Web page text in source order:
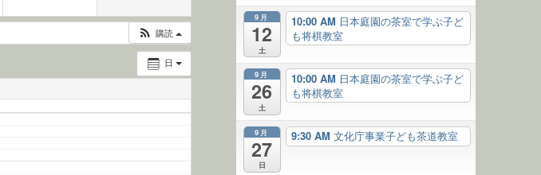
購読
日
9月
12
土
10:00 AM 日本庭園の茶室で学ぶ子ど
も将棋教室
9月
26
土
10:00 AM 日本庭園の茶室で学ぶ子ど
も将棋教室
9月
27
日
9:30 AM 文化庁事業子ども茶道教室